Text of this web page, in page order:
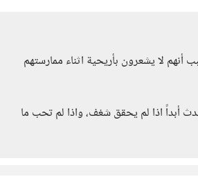
لا يشعرون بأريحية اثناء ممارستهم
أبداً اذا لم يحقق شغف، واذا لم تحب ما